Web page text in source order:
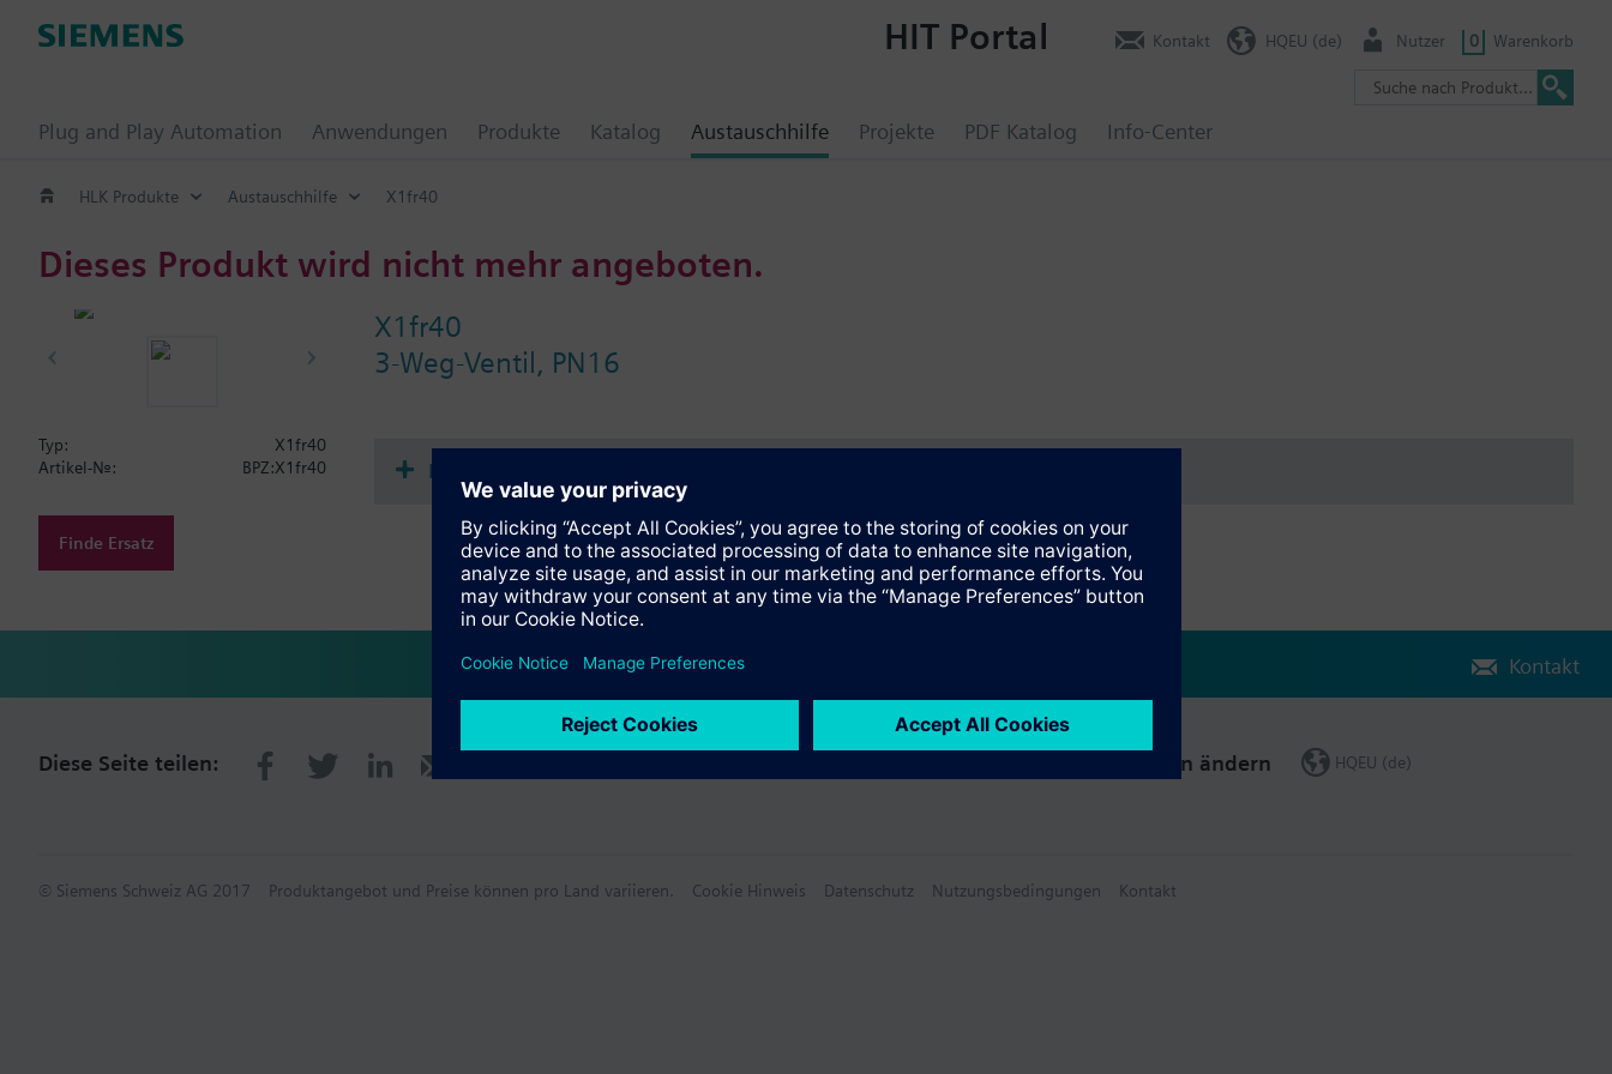
Plug and Play Automation Anwendungen Produkte Katalog Austauschhilfe Projekte PDF Katalog Info-Center
HIT Portal Kontakt HQEU (de) Nutzer 0 Warenkorb
HLK Produkte Austauschhilfe X1fr40
Dieses Produkt wird nicht mehr angeboten.
X1fr40
3-Weg-Ventil, PN16
Typ:
X1fr40
Artikel-Nr.:
BPZ:X1fr40
Finde Ersatz
Dokumente
Kontakt
Diese Seite teilen: Region ändern HQEU (de)
© Siemens Schweiz AG 2017 Produktangebot und Preise können pro Land variieren. Cookie Hinweis Datenschutz Nutzungsbedingungen Kontakt